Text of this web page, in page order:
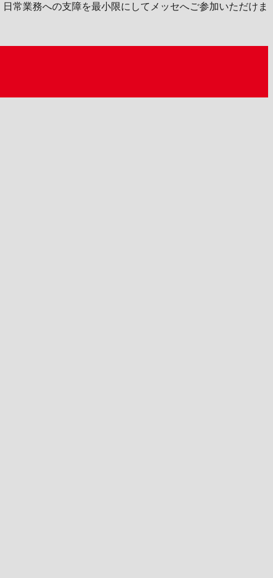
常業務への支障を最小限にしてメッセへご参加いただけま